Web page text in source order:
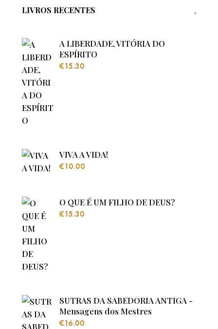
LIVROS RECENTES
A LIBERDADE, VITÓRIA DO
ESPÍRITO
€15.30
VIVA A VIDA!
€10.00
O QUE É UM FILHO DE DEUS?
€15.30
SUTRAS DA SABEDORIA ANTIGA -
Mensagens dos Mestres
€16.00